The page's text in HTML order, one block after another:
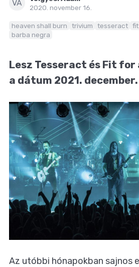
BLOG
VÁ
2020. november 16.
heaven shall burn trivium tesseract
barba negra
Lesz Tesseract és Fit for
a dátum 2021. december.
Az utóbbi hónapokban sajnos